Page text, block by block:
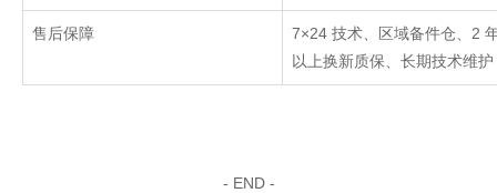
售后保障 7×24 技术、区域备件仓、 2
以上换新质保、长期技术维护
- END -